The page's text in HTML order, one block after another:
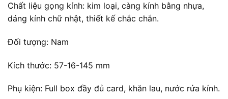
Chất liệu gọng kính: kim loại, càng kính bằng nhựa,
dáng kính chữ nhật, thiết kế chắc chắn.
Đối tượng: Nam
Kích thước: 57-16-145 mm
Phụ kiện: Full box đầy đủ card, khăn lau, nước rửa kính.